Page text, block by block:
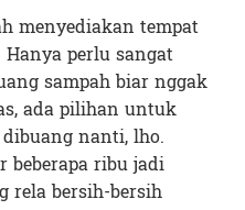
menyediakan tempat
perlu sangat
sampah biar nggak
ada pilihan untuk
nanti, lho.
beberapa ribu jadi
rela bersih-bersih